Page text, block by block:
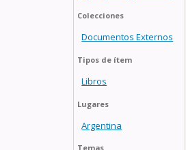
Colecciones
Documentos Externos
Tipos de ítem
Libros
Lugares
Argentina
Temas